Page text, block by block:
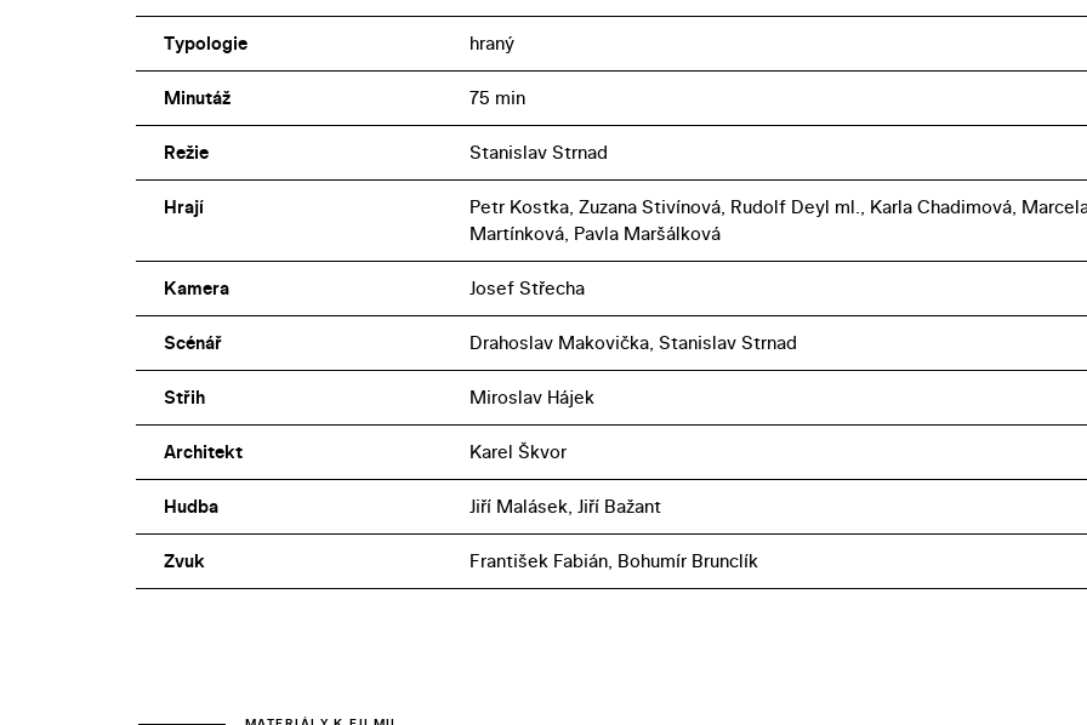
Typologie hraný
Minutáž 75 min
Režie Stanislav Strnad
Hrají
Petr Kostka, Zuzana Stivínová, Rudolf Deyl ml., Karla Chadimová,
Martínková, Pavla Maršálková
Kamera Josef Střecha
Scénář Drahoslav Makovička, Stanislav Strnad
Střih Miroslav Hájek
Architekt Karel Škvor
Hudba Jiří Malásek, Jiří Bažant
Zvuk František Fabián, Bohumír Brunclík